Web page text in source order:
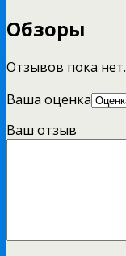
Обзоры
Отзывов пока нет.
Ваша оценка
Ваш отзыв